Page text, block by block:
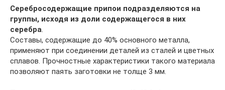
Серебросодержащие припои подразделяются на
группы, исходя из доли содержащегося в них
серебра.
Составы, содержащие до 40% основного металла,
применяют при соединении деталей из сталей и цветных
сплавов. Прочностные характеристики такого материала
позволяют паять заготовки не толще 3 мм.